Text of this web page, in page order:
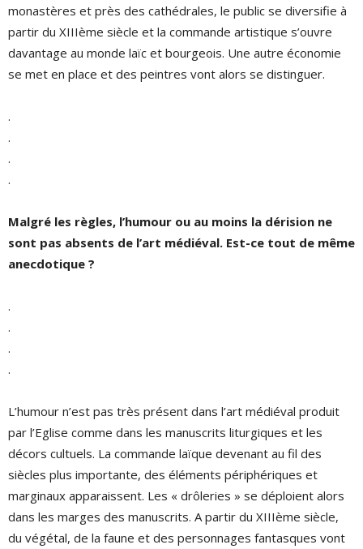
monastères et près des cathédrales, le public se diversifie à
partir du XIIIème siècle et la commande artistique s’ouvre
davantage au monde laïc et bourgeois. Une autre économie
se met en place et des peintres vont alors se distinguer.
.
.
.
.
Malgré les règles, l’humour ou au moins la dérision ne
sont pas absents de l’art médiéval. Est-ce tout de même
anecdotique ?
.
.
.
.
L’humour n’est pas très présent dans l’art médiéval produit
par l’Eglise comme dans les manuscrits liturgiques et les
décors cultuels. La commande laïque devenant au fil des
siècles plus importante, des éléments périphériques et
marginaux apparaissent. Les « drôleries » se déploient alors
dans les marges des manuscrits. A partir du XIIIème siècle,
du végétal, de la faune et des personnages fantasques vont